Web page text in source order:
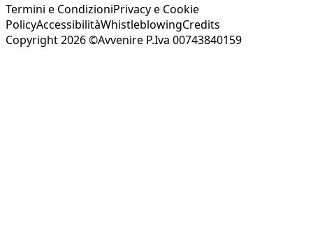
Termini e CondizioniPrivacy e Cookie
PolicyAccessibilitàWhistleblowingCredits
Copyright 2026 ©Avvenire P.Iva 00743840159